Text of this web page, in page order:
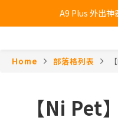
🔥全新 X100
A9 Plus 外出神
🔥全新 X100
Home 部落格列表
【Ni Pet